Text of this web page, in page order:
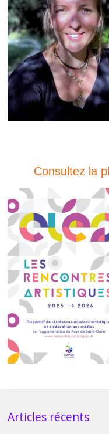
Consultez la
Articles récents